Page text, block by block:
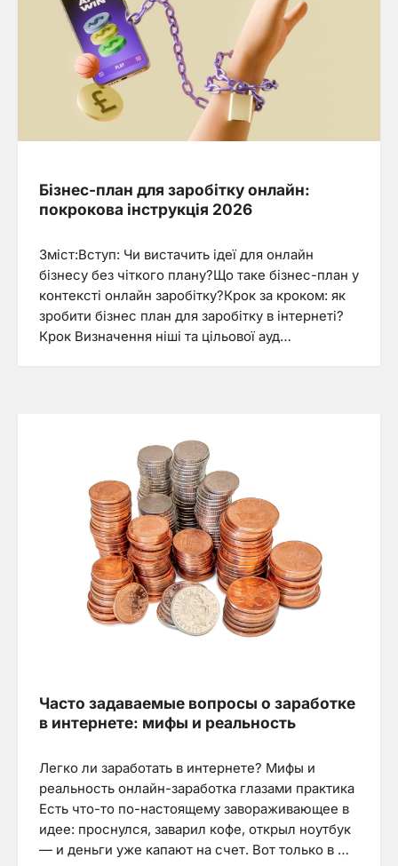
Бізнес-план для заробітку онлайн:
покрокова інструкція 2026
Зміст:Вступ: Чи вистачить ідеї для онлайн
бізнесу без чіткого плану?Що таке бізнес-план у
контексті онлайн заробітку?Крок за кроком: як
зробити бізнес план для заробітку в інтернеті?
Крок Визначення ніші та цільової ауд…
Часто задаваемые вопросы о заработке
в интернете: мифы и реальность
Легко ли заработать в интернете? Мифы и
реальность онлайн-заработка глазами практика
Есть что-то по-настоящему завораживающее в
идее: проснулся, заварил кофе, открыл ноутбук
— и деньги уже капают на счет. Вот только в …